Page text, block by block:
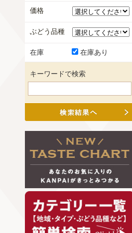
価格
ぶどう品種
在庫 在庫あり
キーワードで検索